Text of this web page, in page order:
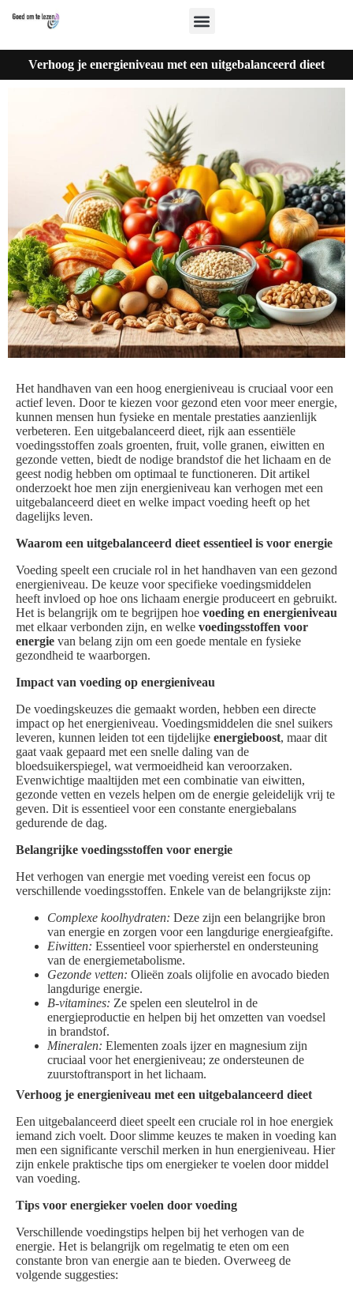
Verhoog je energieniveau met een uitgebalanceerd dieet
Het handhaven van een hoog energieniveau is cruciaal voor een
actief leven. Door te kiezen voor gezond eten voor meer energie,
kunnen mensen hun fysieke en mentale prestaties aanzienlijk
verbeteren. Een uitgebalanceerd dieet, rijk aan essentiële
voedingsstoffen zoals groenten, fruit, volle granen, eiwitten en
gezonde vetten, biedt de nodige brandstof die het lichaam en de
geest nodig hebben om optimaal te functioneren. Dit artikel
onderzoekt hoe men zijn energieniveau kan verhogen met een
uitgebalanceerd dieet en welke impact voeding heeft op het
dagelijks leven.
Waarom een uitgebalanceerd dieet essentieel is voor energie
Voeding speelt een cruciale rol in het handhaven van een gezond
energieniveau. De keuze voor specifieke voedingsmiddelen
heeft invloed op hoe ons lichaam energie produceert en gebruikt.
Het is belangrijk om te begrijpen hoe voeding en energieniveau
met elkaar verbonden zijn, en welke voedingsstoffen voor
energie van belang zijn om een goede mentale en fysieke
gezondheid te waarborgen.
Impact van voeding op energieniveau
De voedingskeuzes die gemaakt worden, hebben een directe
impact op het energieniveau. Voedingsmiddelen die snel suikers
leveren, kunnen leiden tot een tijdelijke energieboost, maar dit
gaat vaak gepaard met een snelle daling van de
bloedsuikerspiegel, wat vermoeidheid kan veroorzaken.
Evenwichtige maaltijden met een combinatie van eiwitten,
gezonde vetten en vezels helpen om de energie geleidelijk vrij te
geven. Dit is essentieel voor een constante energiebalans
gedurende de dag.
Belangrijke voedingsstoffen voor energie
Het verhogen van energie met voeding vereist een focus op
verschillende voedingsstoffen. Enkele van de belangrijkste zijn:
Complexe koolhydraten: Deze zijn een belangrijke bron
van energie en zorgen voor een langdurige energieafgifte.
Eiwitten: Essentieel voor spierherstel en ondersteuning
van de energiemetabolisme.
Gezonde vetten: Olieën zoals olijfolie en avocado bieden
langdurige energie.
B-vitamines: Ze spelen een sleutelrol in de
energieproductie en helpen bij het omzetten van voedsel
in brandstof.
Mineralen: Elementen zoals ijzer en magnesium zijn
cruciaal voor het energieniveau; ze ondersteunen de
zuurstoftransport in het lichaam.
Verhoog je energieniveau met een uitgebalanceerd dieet
Een uitgebalanceerd dieet speelt een cruciale rol in hoe energiek
iemand zich voelt. Door slimme keuzes te maken in voeding kan
men een significante verschil merken in hun energieniveau. Hier
zijn enkele praktische tips om energieker te voelen door middel
van voeding.
Tips voor energieker voelen door voeding
Verschillende voedingstips helpen bij het verhogen van de
energie. Het is belangrijk om regelmatig te eten om een
constante bron van energie aan te bieden. Overweeg de
volgende suggesties: